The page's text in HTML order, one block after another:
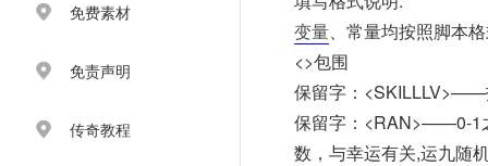
免费素材
免责声明
传奇教程
变量、常量均按照脚本
<>包围
保留字：<SKILLLV>——
保留字：<RAN>——0-1
数，与幸运有关,运九随